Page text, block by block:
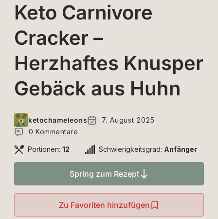
Keto Carnivore
Cracker –
Herzhaftes Knusper
Gebäck aus Huhn
ketochameleons
7. August 2025
0 Kommentare
Portionen: 12 Schwierigkeitsgrad: Anfänger
Spring zum Rezept
Zu Favoriten hinzufügen